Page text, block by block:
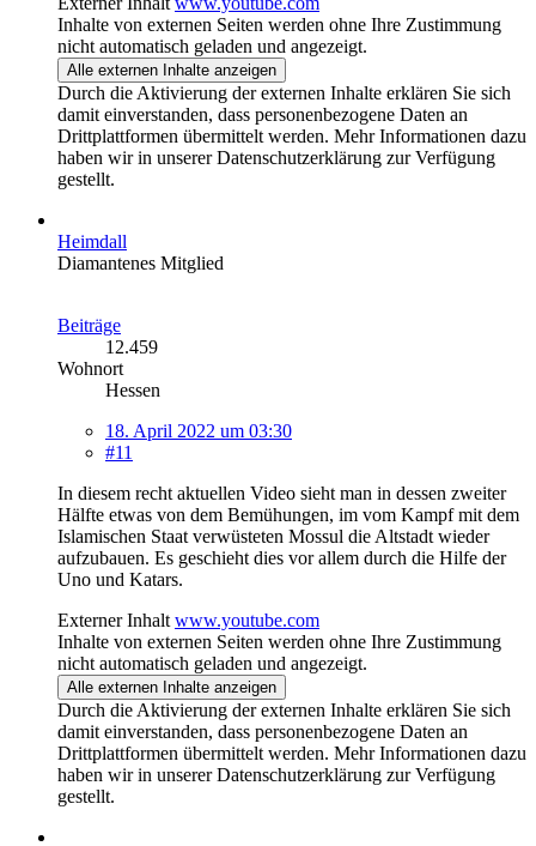
Inhalte von externen Seiten werden ohne Ihre Zustimmung
nicht automatisch geladen und angezeigt.
Alle externen Inhalte anzeigen
Durch die Aktivierung der externen Inhalte erklären Sie sich
damit einverstanden, dass personenbezogene Daten an
Drittplattformen übermittelt werden. Mehr Informationen dazu
haben wir in unserer Datenschutzerklärung zur Verfügung
gestellt.
Heimdall
Diamantenes Mitglied
Beiträge
12.459
Wohnort
Hessen
18. April 2022 um 03:30
#11
In diesem recht aktuellen Video sieht man in dessen zweiter
Hälfte etwas von dem Bemühungen, im vom Kampf mit dem
Islamischen Staat verwüsteten Mossul die Altstadt wieder
aufzubauen. Es geschieht dies vor allem durch die Hilfe der
Uno und Katars.
Externer Inhalt www.youtube.com
Inhalte von externen Seiten werden ohne Ihre Zustimmung
nicht automatisch geladen und angezeigt.
Alle externen Inhalte anzeigen
Durch die Aktivierung der externen Inhalte erklären Sie sich
damit einverstanden, dass personenbezogene Daten an
Drittplattformen übermittelt werden. Mehr Informationen dazu
haben wir in unserer Datenschutzerklärung zur Verfügung
gestellt.